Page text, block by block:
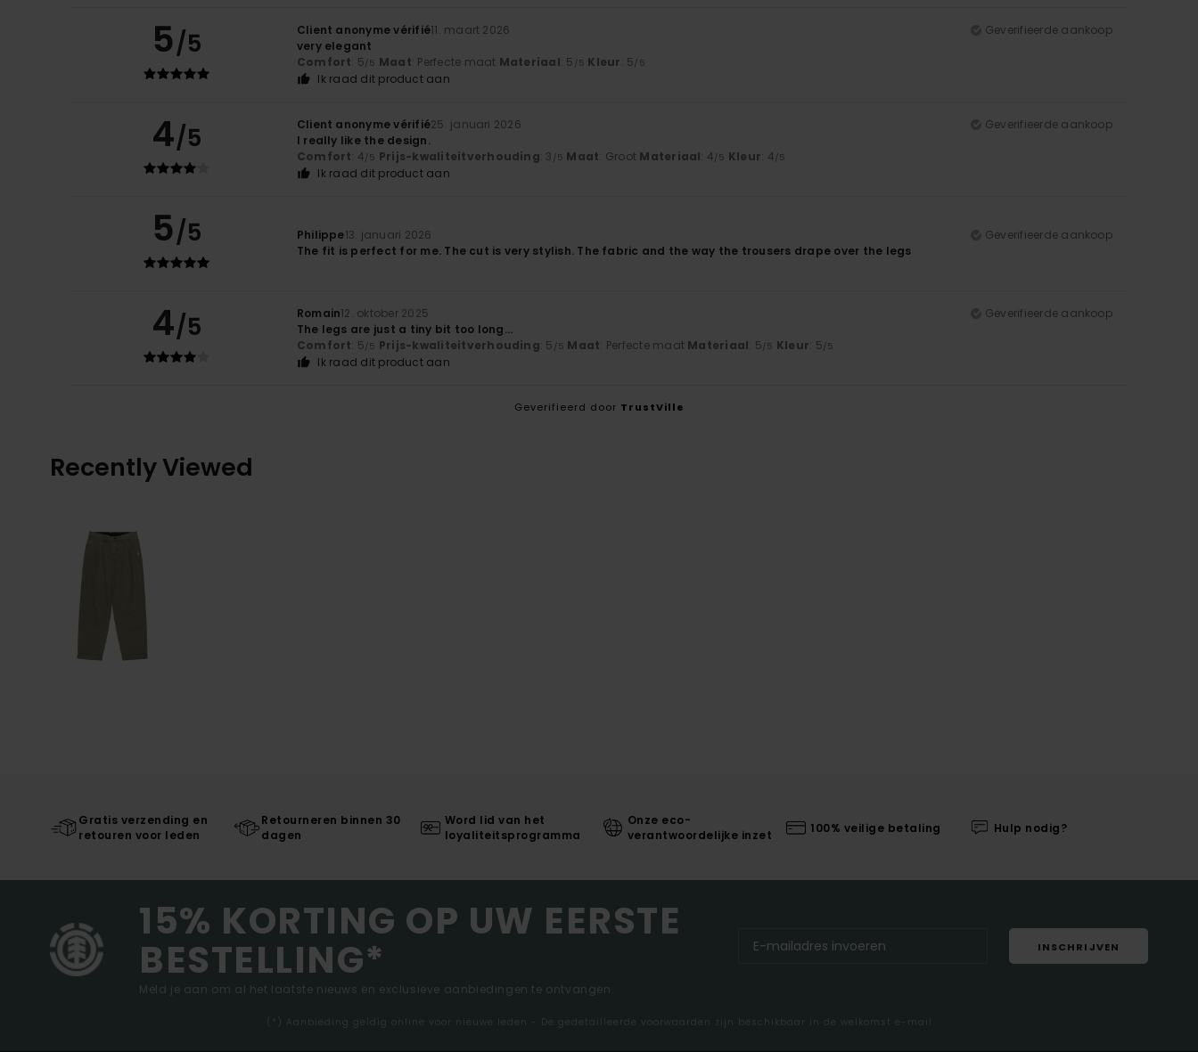
5/5 Client anonyme vérifié11. maart 2026
Geverifieerde aankoop
very elegant
Comfort: 5/5 Maat: Perfecte maat Materiaal: 5 /5 Kleur: 5/5
Ik raad dit product aan
4/5 Client anonyme vérifié25. januari 2026
Geverifieerde aankoop
I really like the design.
Comfort: 4/5 Prijs-kwaliteitverhouding: 3 /5 Maat: Groot Materiaal: 4/5 Kleur: 4/5
Ik raad dit product aan
5/5 Philippe13. januari 2026
Geverifieerde aankoop
The fit is perfect for me. The cut is very stylish. The fabric and the way the trousers drape over the legs
4/5 Romain12. oktober 2025
Geverifieerde aankoop
The legs are just a tiny bit too long…
Comfort: 5/5 Prijs-kwaliteitverhouding: 5 /5 Maat: Perfecte maat Materiaal: 5/5 Kleur: 5/5
Ik raad dit product aan
Geverifieerd door TrustVille
Recently Viewed
Gratis verzending en
retouren voor leden
Retourneren binnen 30
dagen
Word lid van het
loyaliteitsprogramma
Onze eco-
verantwoordelijke inzet
100% veilige betaling Hulp nodig?
15% KORTING OP UW EERSTE
BESTELLING*
Meld je aan om al het laatste nieuws en exclusieve aanbiedingen te ontvangen.
INSCHRIJVEN
(*) Aanbieding geldig online voor nieuwe leden - De gedetailleerde voorwaarden zijn beschikbaar in de welkomst e-mail